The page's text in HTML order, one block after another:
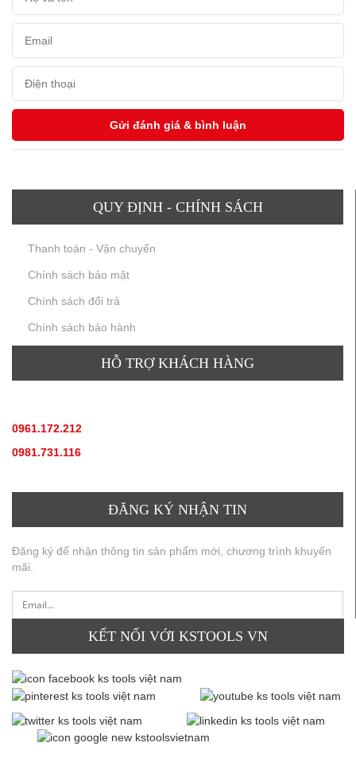
QUY ĐỊNH - CHÍNH SÁCH
Thanh toán - Vận chuyển
Chính sách bảo mật
Chính sách đổi trả
Chính sách bảo hành
HỖ TRỢ KHÁCH HÀNG
0961.172.212
0981.731.116
ĐĂNG KÝ NHẬN TIN
Đăng ký để nhận thông tin sản phẩm mới, chương trình khuyến
mãi.
KẾT NỐI VỚI KSTOOLS VN